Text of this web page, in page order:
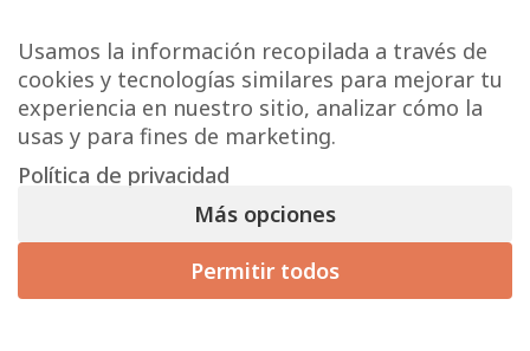
Serie KONCEPT
23,73 € - 40,87 € / m² (sin IVA)
Usamos la información recopilada a través de
cookies y tecnologías similares para mejorar tu
experiencia en nuestro sitio, analizar cómo la
usas y para fines de marketing.
Política de privacidad
Más opciones
Permitir todos